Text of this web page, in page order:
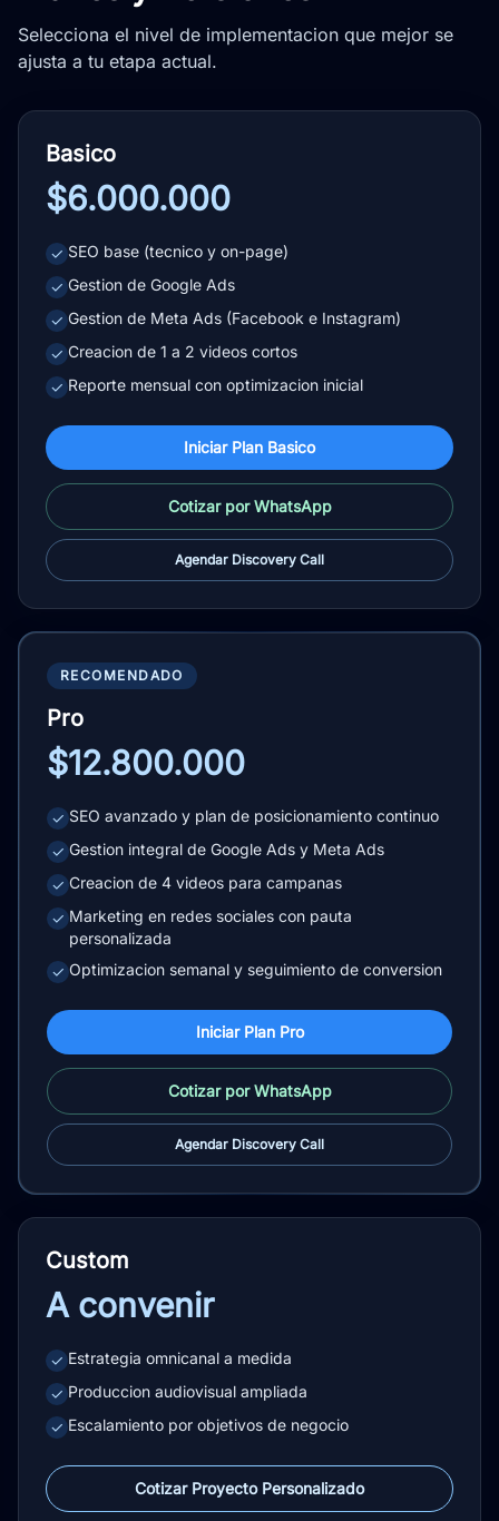
Selecciona el nivel de implementacion que mejor se
ajusta a tu etapa actual.
Basico
$6.000.000
✓ SEO base (tecnico y on-page)
✓ Gestion de Google Ads
✓ Gestion de Meta Ads (Facebook e Instagram)
✓ Creacion de 1 a 2 videos cortos
✓ Reporte mensual con optimizacion inicial
Iniciar Plan Basico
Cotizar por WhatsApp
Agendar Discovery Call
RECOMENDADO
Pro
$12.800.000
✓ SEO avanzado y plan de posicionamiento continuo
✓ Gestion integral de Google Ads y Meta Ads
✓ Creacion de 4 videos para campanas
✓ Marketing en redes sociales con pauta
personalizada
✓ Optimizacion semanal y seguimiento de conversion
Iniciar Plan Pro
Cotizar por WhatsApp
Agendar Discovery Call
Custom
A convenir
✓ Estrategia omnicanal a medida
✓ Produccion audiovisual ampliada
✓ Escalamiento por objetivos de negocio
Cotizar Proyecto Personalizado